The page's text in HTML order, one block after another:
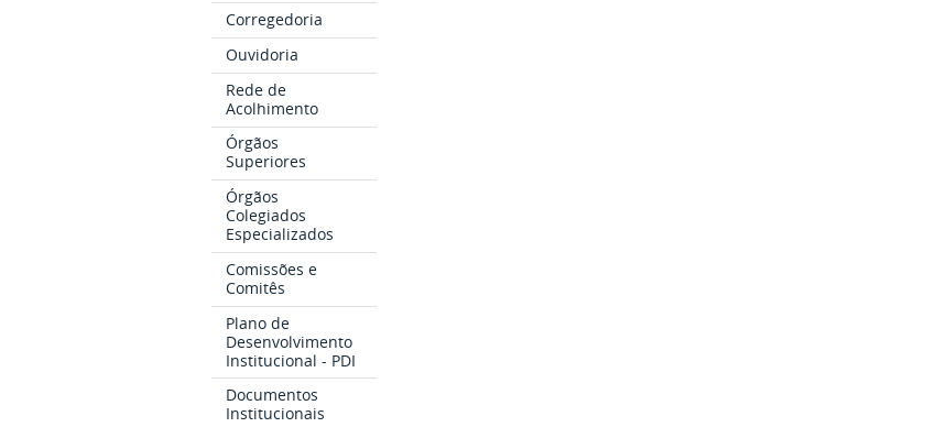
Corregedoria
Ouvidoria
Rede de
Acolhimento
Órgãos
Superiores
Órgãos
Colegiados
Especializados
Comissões e
Comitês
Plano de
Desenvolvimento
Institucional - PDI
Documentos
Institucionais